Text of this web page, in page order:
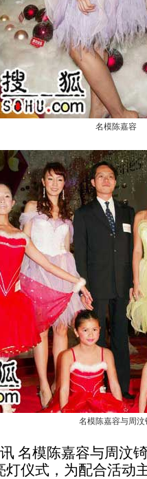
名模陈嘉容
名模陈嘉容与周汶
模陈嘉容与周汶锜
灯仪式，为配合活动